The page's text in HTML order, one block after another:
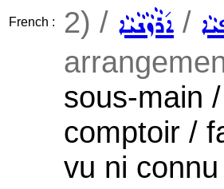
French :
2) / ܐ݇ܪܵܙܵܢܵܝܵܐ /
sous-main
comptoir /
vu ni